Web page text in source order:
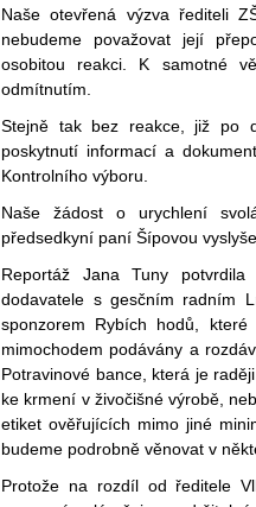
Naše otevřená výzva řediteli
nebudeme považovat její
osobitou reakci. K samotné
odmítnutím.
Stejně tak bez reakce, již po
poskytnutí informací a
Kontrolního výboru.
Naše žádost o urychlení
předsedkyní paní Šípovou
Reportáž Jana Tuny
dodavatele s gesčním radním
sponzorem Rybích hodů,
mimochodem podávány a
Potravinové bance, která je
ke krmení v živočišné výrobě,
etiket ověřujících mimo jiné
budeme podrobně věnovat v
Protože na rozdíl od ředitele